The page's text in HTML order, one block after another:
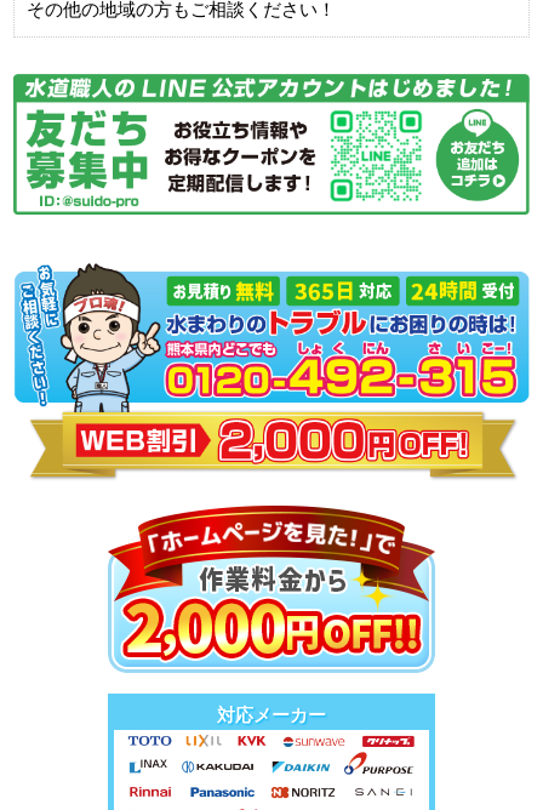
その他の地域の方もご相談ください！
対応メーカー